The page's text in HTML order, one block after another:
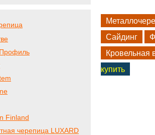
Finland
черепица LUXARD
Сайдинг
Кровельная
купить